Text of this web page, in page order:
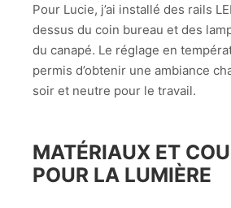
Pour Lucie, j’ai installé des rails
dessus du coin bureau et des
du canapé. Le réglage en
permis d’obtenir une ambiance
soir et neutre pour le travail.
MATÉRIAUX ET
POUR LA LUMIÈRE